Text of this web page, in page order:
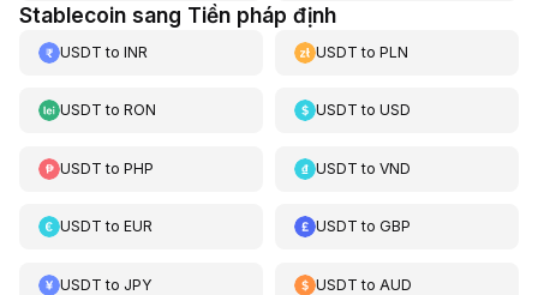
Stablecoin sang Tiền pháp định
USDT to INR USDT toPLN
USDT to RON USDT toUSD
USDT to PHP USDT toVND
USDT to EUR USDT toGBP
USDT to JPY USDT to AUD